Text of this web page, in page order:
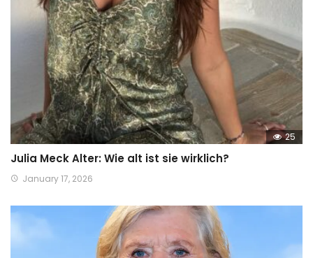
25
Julia Meck Alter: Wie alt ist sie wirklich?
January 17, 2026